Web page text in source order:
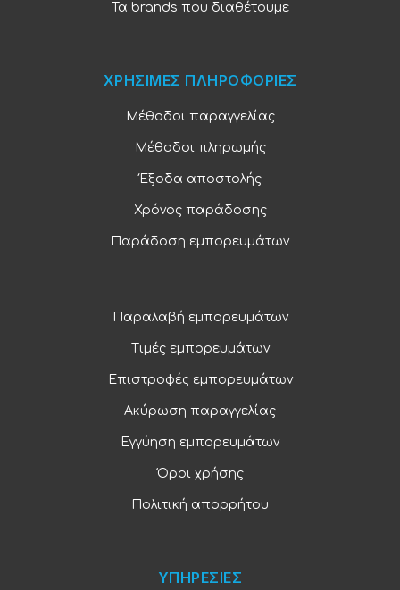
Τα brands που διαθέτουμε
ΧΡΗΣΙΜΕΣ ΠΛΗΡΟΦΟΡΙΕΣ
Μέθοδοι παραγγελίας
Μέθοδοι πληρωμής
Έξοδα αποστολής
Χρόνος παράδοσης
Παράδοση εμπορευμάτων
Παραλαβή εμπορευμάτων
Τιμές εμπορευμάτων
Επιστροφές εμπορευμάτων
Ακύρωση παραγγελίας
Εγγύηση εμπορευμάτων
Όροι χρήσης
Πολιτική απορρήτου
ΥΠΗΡΕΣΙΕΣ